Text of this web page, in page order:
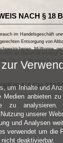
NACH § 18
im Handelsgeschäft
Entsorgung von
Mülltonne
Cd, und Pb nach § 17
NACH
um Inhalte und
Medien anbieten
zu analysieren.
unserer
und Analysen
verwendet um die
deaktivierbar.